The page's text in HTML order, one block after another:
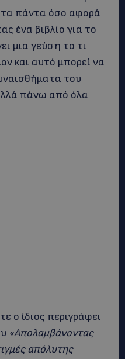
τα πάντα όσο αφορά
ένα βιβλίο για το
μια γεύση το τι
και αυτό μπορεί να
του
πάνω από όλα
ο ίδιος περιγράφει
«Απολαμβάνοντας
απόλυτης